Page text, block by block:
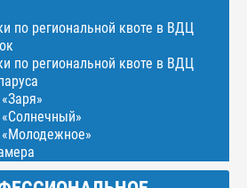
по региональной квоте в ВДЦ
по региональной квоте в ВДЦ